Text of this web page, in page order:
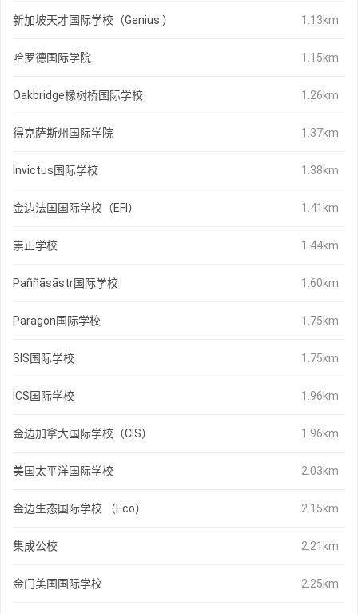
新加坡天才国际学校（Genius ） 1.13km
哈罗德国际学院 1.15km
Oakbridge橡树桥国际学校 1.26km
得克萨斯州国际学院 1.37km
Invictus国际学校 1.38km
金边法国国际学校（EFI） 1.41km
崇正学校 1.44km
Paññāsāstr国际学校 1.60km
Paragon国际学校 1.75km
SIS国际学校 1.75km
ICS国际学校 1.96km
金边加拿大国际学校（CIS） 1.96km
美国太平洋国际学校 2.03km
金边生态国际学校 （Eco） 2.15km
集成公校 2.21km
金门美国国际学校 2.25km